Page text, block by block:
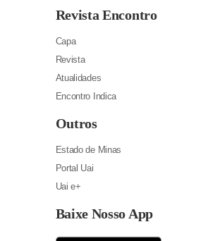
Revista Encontro
Capa
Revista
Atualidades
Encontro Indica
Outros
Estado de Minas
Portal Uai
Uai e+
Baixe Nosso App